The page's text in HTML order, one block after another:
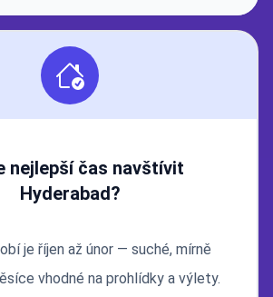
nejlepší čas navštívit
Hyderabad?
je říjen až únor — suché, mírně
vhodné na prohlídky a výlety.